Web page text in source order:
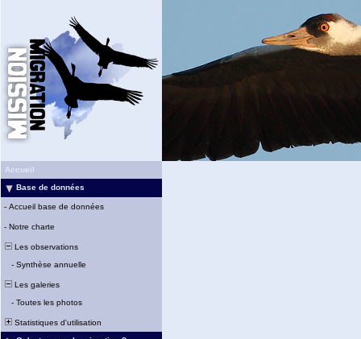
Accueil
Base de données
- Accueil base de données
- Notre charte
Les observations
- Synthèse annuelle
Les galeries
- Toutes les photos
Statistiques d'utilisation